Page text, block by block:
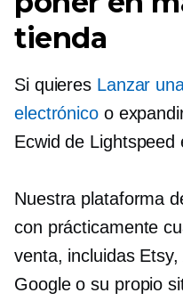
tienda
Si quieres Lanzar
electrónicoo
Ecwid de Lightspeed
Nuestra plataforma
con prácticamente
venta, incluidas
Google o su propio